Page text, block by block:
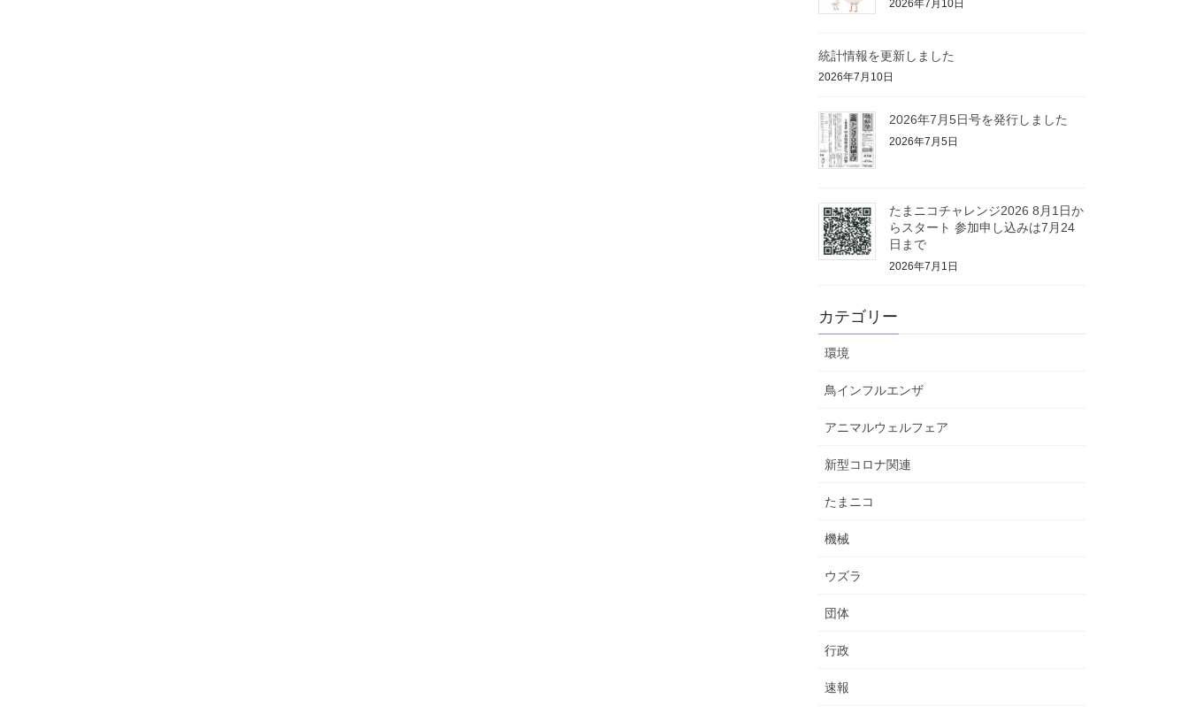
2026年7月10日
統計情報を更新しました
2026年7月10日
2026年7月5日号を発行しました
2026年7月5日
たまニコチャレンジ2026 8月1日か
らスタート 参加申し込みは7月24
日まで
2026年7月1日
カテゴリー
環境
鳥インフルエンザ
アニマルウェルフェア
新型コロナ関連
たまニコ
機械
ウズラ
団体
行政
速報